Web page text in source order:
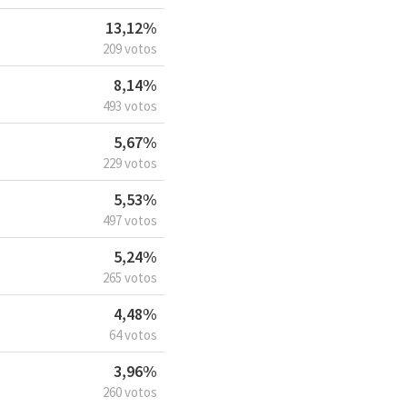
13,12%
209 votos
8,14%
493 votos
5,67%
229 votos
5,53%
497 votos
5,24%
265 votos
4,48%
64 votos
3,96%
260 votos